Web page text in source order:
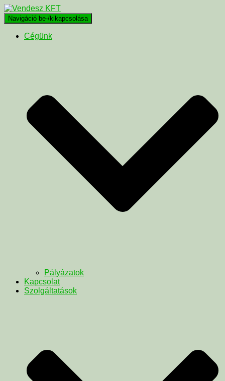
Navigáció be-/kikapcsolása
Cégünk
Pályázatok
Kapcsolat
Szolgáltatások